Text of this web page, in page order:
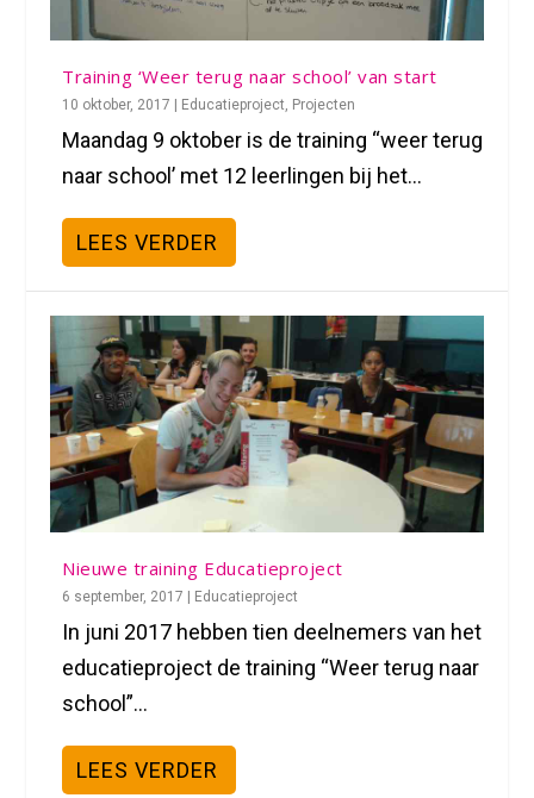
Training ‘Weer terug naar school’ van start
10 oktober, 2017 Educatieproject, Projecten
Maandag 9 oktober is de training “weer terug
naar school’ met 12 leerlingen bij het...
LEES VERDER
Nieuwe training Educatieproject
6 september, 2017 | Educatieproject
In juni 2017 hebben tien deelnemers van het
educatieproject de training “Weer terug naar
school”...
LEES VERDER